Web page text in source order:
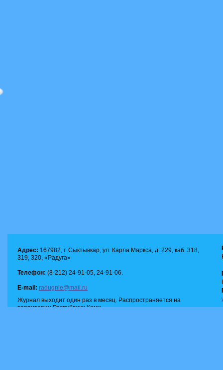
Адрес: 167982, г. Сыктывкар, ул. Карла Маркса, д. 229, каб. 318,
319, 320, «Радуга»
Телефон: (8-212) 24-91-05, 24-91-06.
E-mail: radugnie@mail.ru
Журнал выходит один раз в месяц. Распространяется на
территории Республики Коми.